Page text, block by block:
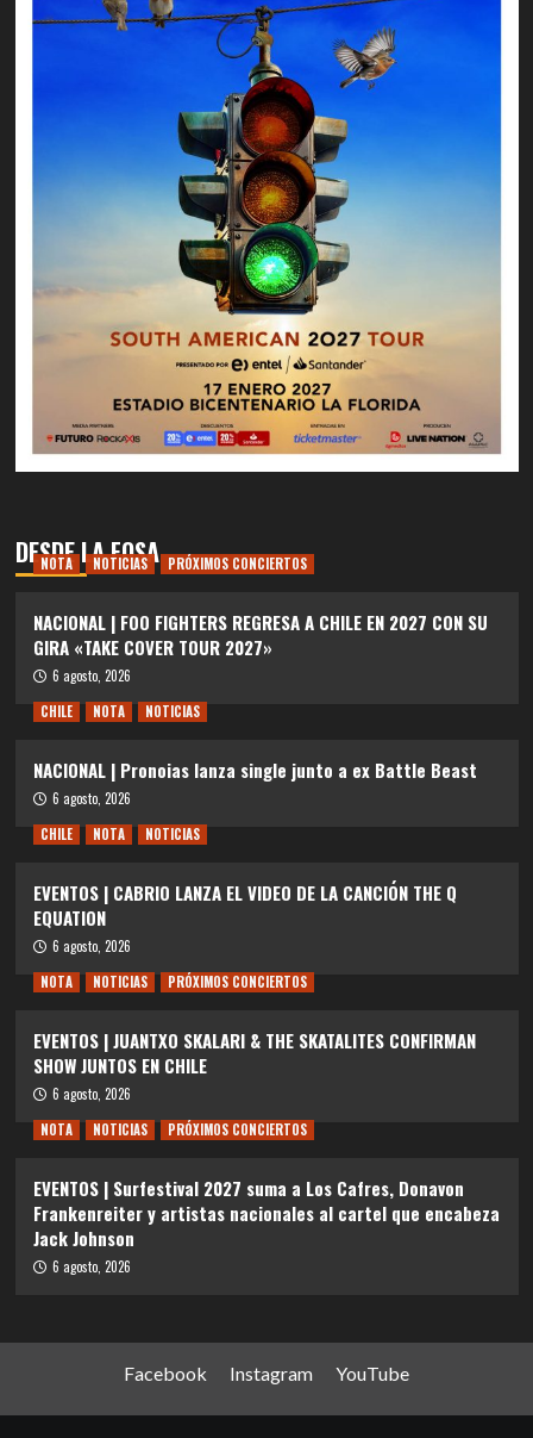
DESDE LA FOSA
NOTA NOTICIAS PRÓXIMOS CONCIERTOS
NACIONAL | FOO FIGHTERS REGRESA A CHILE EN 2027 CON SU
GIRA «TAKE COVER TOUR 2027»
6 agosto, 2026
CHILE
NOTA NOTICIAS
NACIONAL | Pronoias lanza single junto a ex Battle Beast
6 agosto, 2026
CHILE
NOTA NOTICIAS
EVENTOS | CABRIO LANZA EL VIDEO DE LA CANCIÓN THE Q
EQUATION
6 agosto, 2026
NOTA
NOTICIAS PRÓXIMOS CONCIERTOS
EVENTOS | JUANTXO SKALARI & THE SKATALITES CONFIRMAN
SHOW JUNTOS EN CHILE
6 agosto, 2026
NOTA
NOTICIAS PRÓXIMOS CONCIERTOS
EVENTOS | Surfestival 2027 suma a Los Cafres, Donavon
Frankenreiter y artistas nacionales al cartel que encabeza
Jack Johnson
6 agosto, 2026
Facebook Instagram YouTube